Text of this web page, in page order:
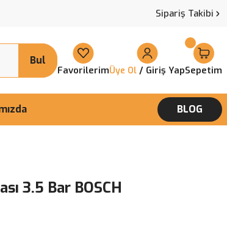
Sipariş Takibi
Bul
FavorilerimÜye Ol / Giriş YapSepetim
BLOG
3.5 Bar BOSCH